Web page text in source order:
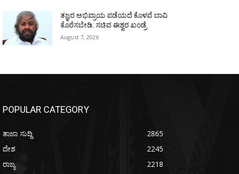
ತಜ್ಞರ ಅಭಿಪ್ರಾಯ ಪಡೆಯದೆ ಕೊಳವೆ ಬಾವಿ
ಕೊರೆಸಬೇಡಿ: ಸಚಿವ ಈಶ್ವರ ಖಂಡ್ರೆ
August 7, 2026
POPULAR CATEGORY
ತಾಜಾ ಸುದ್ದಿ
2865
ದೇಶ
2245
ರಾಜ್ಯ
2218